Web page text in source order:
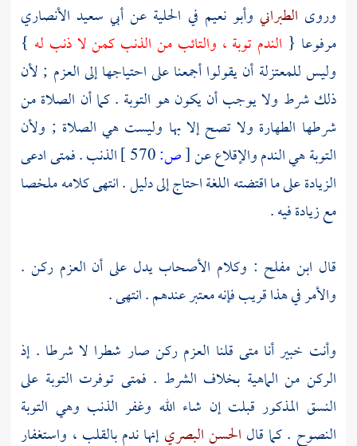
وروى الطبراني وأبو نعيم في الحلية عن أبي سعيد الأنصاري
مرفوعا { الندم توبة ، والتائب من الذنب كمن لا ذنب له }
وليسللمعتزلة أن يقولوا أجمعنا على احتياجها إلى العزم ; لأن
ذلك شرط ولا يوجب أن يكون هو التوبة . كما أن الصلاة من
شرطها الطهارة ولا تصح إلا بها وليست هي الصلاة ; ولأن
التوبة هي الندم والإقلاع عن[ص:
الذنب . فمتى ادعى
الزيادة على ما اقتضته اللغة احتاج إلى دليل . انتهى كلامه ملخصا
مع زيادة فيه .
قال ابن مفلح : وكلام الأصحاب يدل على أن العزم ركن .
والأمر في هذا قريب فإنه معتبر عندهم . انتهى .
وأنت خبير أنا متى قلنا العزم ركن صار شطرا لا شرطا . إذ
الركن من الماهية بخلاف الشرط . فمتى توفرت التوبة على
النسق المذكور قبلت إن شاء الله وغفر الذنب وهي التوبة
النصوح . كما قال الحسن البصريإنها ندم بالقلب ، واستغفار